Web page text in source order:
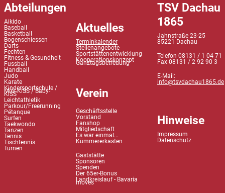
Abteilungen
Aikido
Baseball
Basketball
Bogenschiessen
Darts
Fechten
Fitness & Gesundheit
Fussball
Handball
Judo
Karate
Kindersportschule /
Mini-KiSS / Baby-
KiSS
Leichtathletik
Parkour/Freerunning
Pétanque
Surfen
Taekwondo
Tanzen
Tennis
Tischtennis
Turnen
Aktuelles
Terminkalender
Stellenangebote
Sportstättenentwicklung
Kooperationskonzept
Ganztagsbetreuung
Verein
Geschäftsstelle
Vorstand
Fanshop
Mitgliedschaft
Es war einmal...
Kümmererkasten
Gaststätte
Sponsoren
Spenden
Der 65er-Bonus
Landkreislauf - Bavaria
moves
TSV Dachau
1865
Jahnstraße 23-25
85221 Dachau
Telefon 08131 / 1 04 71
Fax 08131 / 2 92 90 3
E-Mail:
info@tsvdachau1865.de
Hinweise
Impressum
Datenschutz